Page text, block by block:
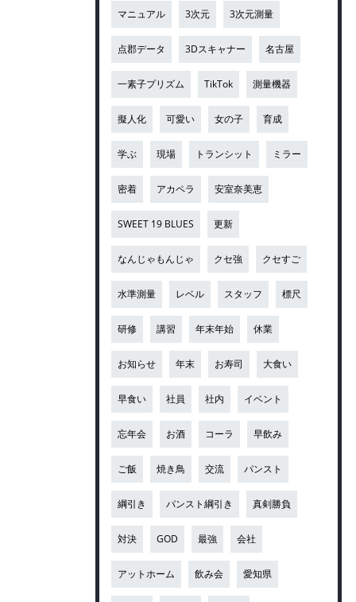
マニュアル 3次元 3次元測量
点郡データ 3Dスキャナー 名古屋
一素子プリズム TikTok 測量機器
擬人化 可愛い 女の子 育成
学ぶ 現場 トランシット ミラー
密着 アカペラ 安室奈美恵
SWEET 19 BLUES 更新
なんじゃもんじゃ クセ強 クセすご
水準測量 レベル スタッフ 標尺
研修 講習 年末年始 休業
お知らせ 年末 お寿司 大食い
早食い 社員 社内 イベント
忘年会 お酒 コーラ 早飲み
ご飯 焼き鳥 交流 パンスト
綱引き パンスト綱引き 真剣勝負
対決 GOD 最強 会社
アットホーム 飲み会 愛知県